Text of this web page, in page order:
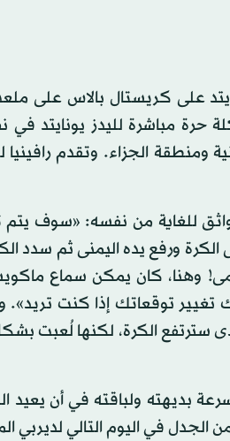
على كريستال بالاس على
ركلة حرة مباشرة لليدز
الجزاء. وتقدم رافينيا
للغاية من نفسه: «سوف يتم
الكرة ورفع يده اليمنى ثم
مرمى! وهنا، كان يمكن
تغيير توقعاتك إذا كنت
مدى سترتفع الكرة، لكنها لُعبت
ولباقته في أن يعيد
في اليوم التالي لديربي